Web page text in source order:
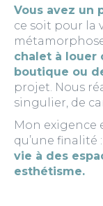
Vous avez un
ce soit pour la
chalet à louer
boutique ou
projet. Nous
singulier, de
Mon exigence
qu’une finalité :
vie à des
esthétisme.